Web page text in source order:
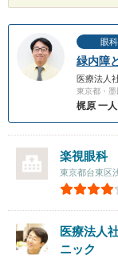
眼科
緑内障
医療法人
東京都・墨
梶原 一人
楽視眼科
東京都台東区
医療法人
ニック